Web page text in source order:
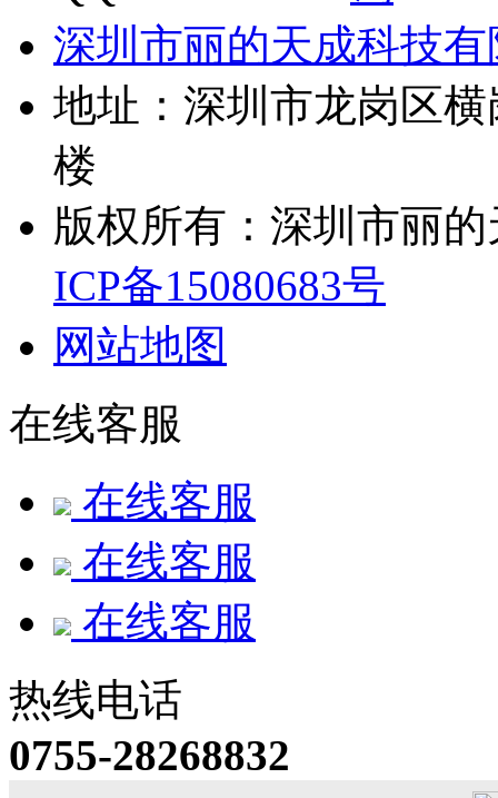
深圳市丽的天成科技
地址：深圳市龙岗区
楼
版权所有：深圳市丽
ICP备15080683号
网站地图
在线客服
在线客服
在线客服
在线客服
热线电话
0755-28268832